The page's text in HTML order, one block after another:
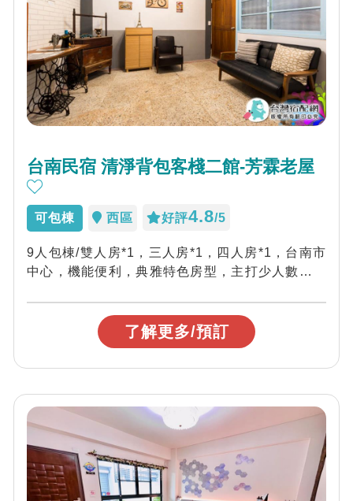
台南民宿 清淨背包客棧二館-芳霖老屋
可包棟 西區 好評4.8/5
9人包棟/雙人房*1，三人房*1，四人房*1，台南市
中心，機能便利，典雅特色房型，主打少人數包棟
了解更多/預訂